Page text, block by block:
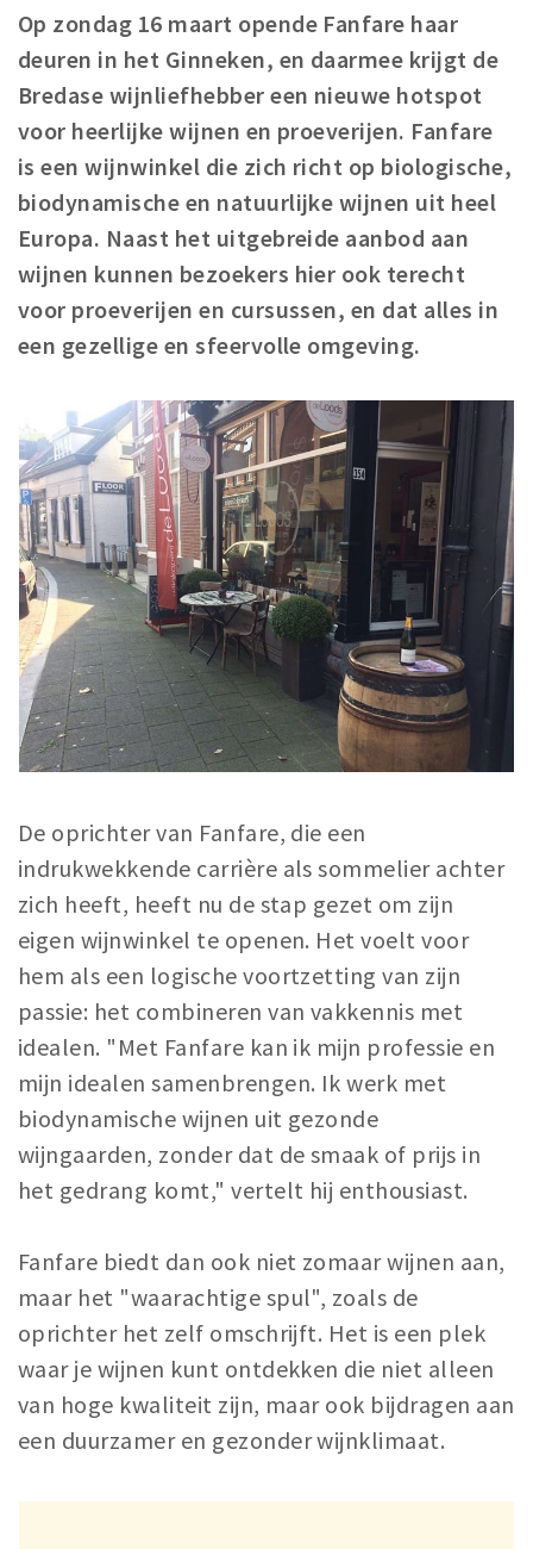
Health insurance
General practitioner and first aid
Q&A
DISCOUNTS
Breda Student Shop
Spin the wheel!
LEISURE
SportS
Agenda
Sights
Museums, theatres & stages
Trips & activities
Student routes
Nature
Party pics
Restaurants
Bars
Recreation
Shops
Shopping areas
Deals
Parking
Sign in
Op zondag 16 maart opende Fanfare haar
deuren in het Ginneken, en daarmee krijgt de
Bredase wijnliefhebber een nieuwe hotspot
voor heerlijke wijnen en proeverijen. Fanfare
is een wijnwinkel die zich richt op biologische,
biodynamische en natuurlijke wijnen uit heel
Europa. Naast het uitgebreide aanbod aan
wijnen kunnen bezoekers hier ook terecht
voor proeverijen en cursussen, en dat alles in
een gezellige en sfeervolle omgeving.
De oprichter van Fanfare, die een
indrukwekkende carrière als sommelier achter
zich heeft, heeft nu de stap gezet om zijn
eigen wijnwinkel te openen. Het voelt voor
hem als een logische voortzetting van zijn
passie: het combineren van vakkennis met
idealen. "Met Fanfare kan ik mijn professie en
mijn idealen samenbrengen. Ik werk met
biodynamische wijnen uit gezonde
wijngaarden, zonder dat de smaak of prijs in
het gedrang komt," vertelt hij enthousiast.
Fanfare biedt dan ook niet zomaar wijnen aan,
maar het "waarachtige spul", zoals de
oprichter het zelf omschrijft. Het is een plek
waar je wijnen kunt ontdekken die niet alleen
van hoge kwaliteit zijn, maar ook bijdragen aan
een duurzamer en gezonder wijnklimaat.